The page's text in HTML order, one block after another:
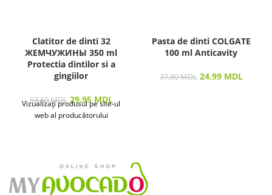
Clatitor de dinti 32
ЖЕМЧУЖИНЫ 350 ml
Protectia dintilor si a
gingiilor
53.60MDL 29.95 MDL
Vizualizați produsul pe site-ul
web al producătorului
Pasta de dinti COLGATE
100 ml Anticavity
37.80MDL 24.99 MDL